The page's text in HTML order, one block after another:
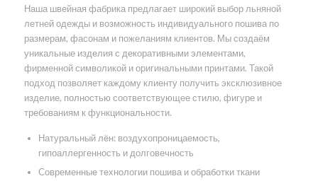
Наша швейная фабрика предлагает широкий выбор льняной
летней одежды и возможность индивидуального пошива по
размерам, фасонам и пожеланиям клиентов. Мы создаём
уникальные изделия с декоративными элементами,
фирменной символикой и оригинальными принтами. Такой
подход позволяет каждому клиенту получить эксклюзивное
изделие, полностью соответствующее стилю, фигуре и
требованиям к функциональности.
Натуральный лён: воздухопроницаемость,
гипоаллергенность и долговечность
Современные технологии пошива и обработки ткани